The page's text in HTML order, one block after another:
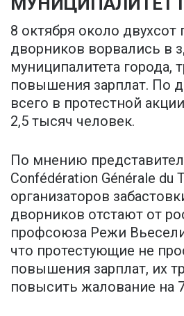
8 октября около двухсот
дворников ворвались в
муниципалитета города,
повышения зарплат. По
всего в протестной
2,5 тысяч человек.
По мнению
Confédération Générale du
организаторов
дворников отстают от
профсоюза Режи
что протестующие не
повышения зарплат, их
повысить жалование на